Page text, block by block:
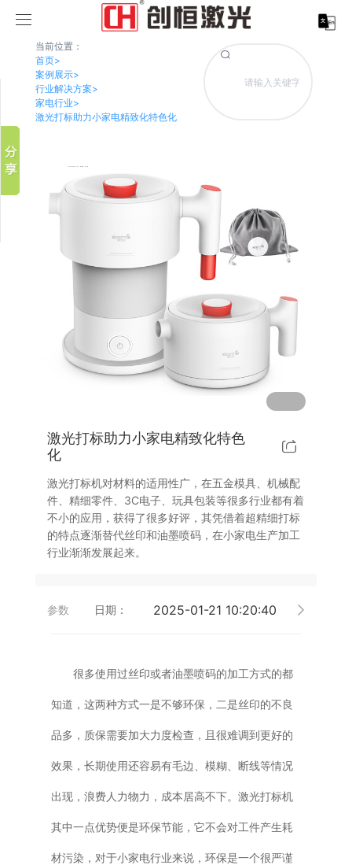
当前位置：
首页>
案例展示>
行业解决方案>
家电行业>
激光打标助力小家电精致化特色化
记录
清空记录
激光打标助力小家电精致化特色
化
激光打标机对材料的适用性广，在五金模具、机械配
件、精细零件、3C电子、玩具包装等很多行业都有着
不小的应用，获得了很多好评，其凭借着超精细打标
的特点逐渐替代丝印和油墨喷码，在小家电生产加工
行业渐渐发展起来。
参数 日期： 2025-01-21 10:20:40
很多使用过丝印或者油墨喷码的加工方式的都
知道，这两种方式一是不够环保，二是丝印的不良
品多，质保需要加大力度检查，且很难调到更好的
效果，长期使用还容易有毛边、模糊、断线等情况
出现，浪费人力物力，成本居高不下。激光打标机
其中一点优势便是环保节能，它不会对工件产生耗
材污染，对于小家电行业来说，环保是一个很严谨
分享到
新浪微博